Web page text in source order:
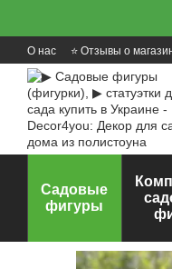
О нас ⭐ Отзывы о
Садовые
фигуры